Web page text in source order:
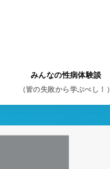
みんなの性病体験談
（皆の失敗から学ぶべし！）